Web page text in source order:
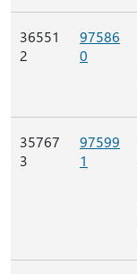
36551
2
97586
0
35767
3
97599
1